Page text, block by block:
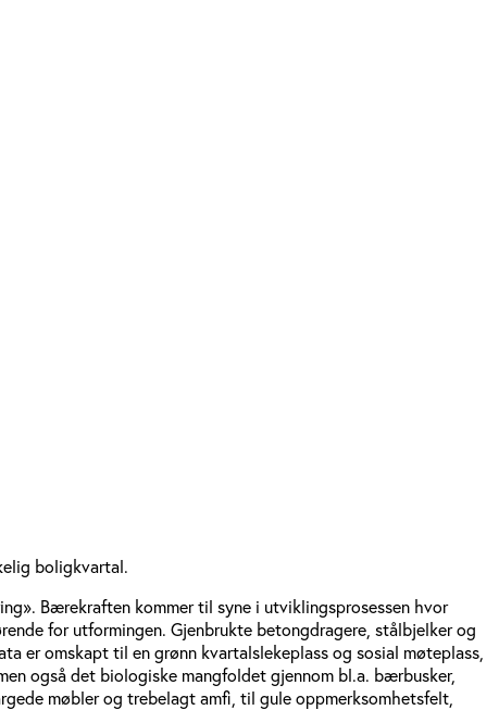
boligkvartal.
Bærekraften kommer til syne i utviklingsprosessen hvor
for utformingen. Gjenbrukte betongdragere, stålbjelker og
er omskapt til en grønn kvartalslekeplass og sosial møteplass,
også det biologiske mangfoldet gjennom bl.a. bærbusker,
møbler og trebelagt amfi, til gule oppmerksomhetsfelt,